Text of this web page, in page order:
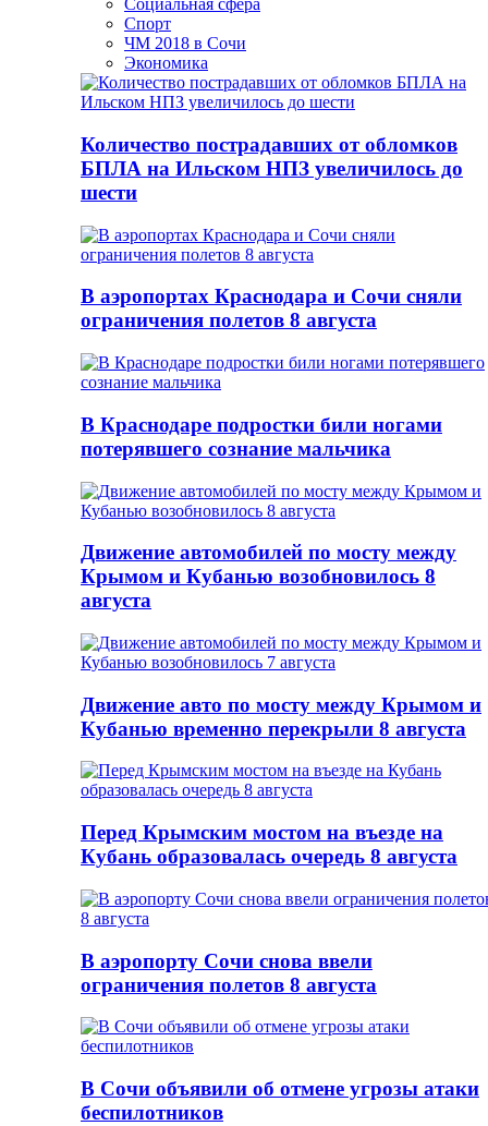
Социальная сфера
Спорт
ЧМ 2018 в Сочи
Экономика
Количество пострадавших от обломков
БПЛА на Ильском НПЗ увеличилось до
шести
В аэропортах Краснодара и Сочи сняли
ограничения полетов 8 августа
В Краснодаре подростки били ногами
потерявшего сознание мальчика
Движение автомобилей по мосту между
Крымом и Кубанью возобновилось 8
августа
Движение авто по мосту между Крымом и
Кубанью временно перекрыли 8 августа
Перед Крымским мостом на въезде на
Кубань образовалась очередь 8 августа
В аэропорту Сочи снова ввели
ограничения полетов 8 августа
В Сочи объявили об отмене угрозы атаки
беспилотников